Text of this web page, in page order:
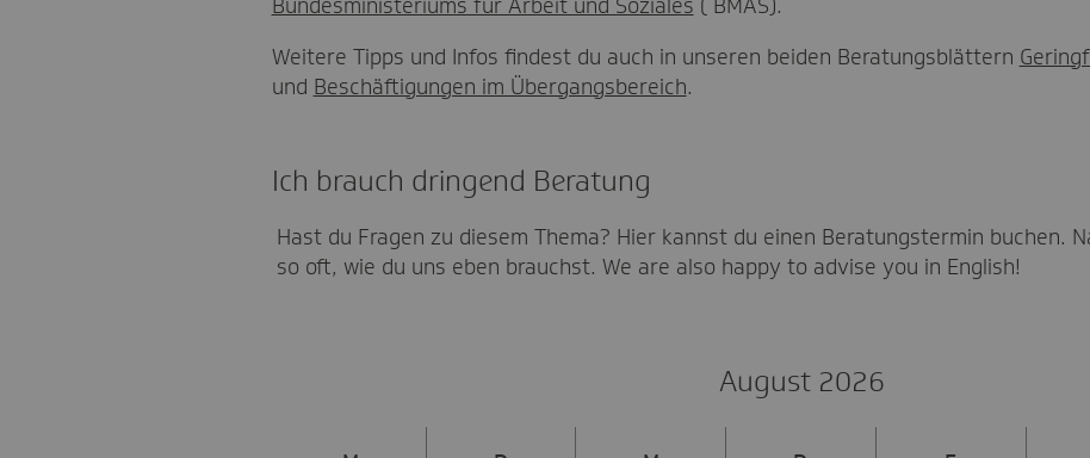
Weitere Tipps und Infos findest du auch in unseren beiden Beratungsblättern
und Beschäftigungen im Übergangsbereich.
Ich brauch dringend Beratung
Hast du Fragen zu diesem Thema? Hier kannst du einen Beratungstermin buchen.
so oft, wie du uns eben brauchst. We are also happy to advise you in English!
August 2026